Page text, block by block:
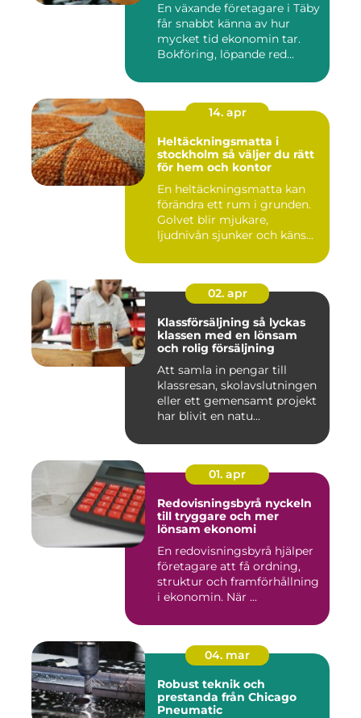
En växande företagare i Täby
får snabbt känna av hur
mycket tid ekonomin tar.
Bokföring, löpande red...
14. apr
Heltäckningsmatta i
stockholm så väljer du rätt
för hem och kontor
En heltäckningsmatta kan
förändra ett rum i grunden.
Golvet blir mjukare,
ljudnivån sjunker och käns...
02. apr
Klassförsäljning så lyckas
klassen med en lönsam
och rolig försäljning
Att samla in pengar till
klassresan, skolavslutningen
eller ett gemensamt projekt
har blivit en natu...
01. apr
Redovisningsbyrå nyckeln
till tryggare och mer
lönsam ekonomi
En redovisningsbyrå hjälper
företagare att få ordning,
struktur och framförhållning
i ekonomin. När ...
04. mar
Robust teknik och
prestanda från Chicago
Pneumatic